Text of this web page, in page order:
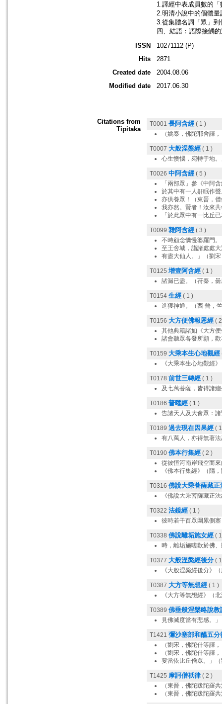
1.譯經中表成員數的
2.明清小說中的個體
3.從集體名詞「眾」
四、結語：語際接觸
ISSN
10271112 (P)
Hits
2871
Created date
2004.08.06
Modified date
2017.06.30
Citations from
Tipitaka
T0001 長阿含經 ( 1 )
（姚秦，佛陀耶舍譯
T0007 大般涅槃經 ( 1 )
心生懊惱，宛轉于地
T0026 中阿含經 ( 5 )
「兩部眾」參《中阿
於其中有一人鼾眠作
亦供養眾！（東晉，
我亦然。賢者！汝來
「於此眾中有一比丘
T0099 雜阿含經 ( 3 )
不時顧念憍慢婆羅門
至王舍城，詣諸處處
有盡大仙人。」（劉
T0125 增壹阿含經 ( 1 )
諸漏已盡。（苻秦，
T0154 生經 ( 1 )
進獲神通。（西 晉，
T0156 大方便佛報恩經 (
其他典籍諸如《大方
諸會聽眾各發所願，
T0159 大乘本生心地觀經
《大乘本生心地觀經
T0178 前世三轉經 ( 1 )
及七萬菩薩，皆得諸
T0186 普曜經 ( 1 )
告諸天人及大會眾：
T0189 過去現在因果經 (
有八萬人，亦得無著
T0190 佛本行集經 ( 2 )
從彼恒河南岸飛空而
《佛本行集經》（隋
T0316 佛說大乘菩薩藏正
《佛說大乘菩薩藏正
T0322 法鏡經 ( 1 )
彼時若干百眾圍累側
T0338 佛說離垢施女經 (
時，離垢施嗟歎於佛
T0377 大般涅槃經後分 (
《大般涅槃經後分》
T0387 大方等無想經 ( 1 )
《大方等無想經》（
T0389 佛垂般涅槃略說教
見佛滅度當有悲感。
T1421 彌沙塞部和醯五分
（劉宋，佛陀什等譯
（劉宋，佛陀什等譯
要當依比丘僧眾。」
T1425 摩訶僧祇律 ( 2 )
（東晉，佛陀跋陀羅
（東晉，佛陀跋陀羅